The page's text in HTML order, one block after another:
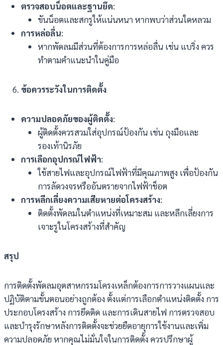
ตรวจสอบน็อตและฐานยึด:
ขันน็อตและสกรูให้แน่นหนา หากพบว่าส่วนใดหลวม
การหล่อลื่น:
หากพัดลมมีส่วนที่ต้องการการหล่อลื่น เช่น แบริ่ง ควร
ทำตามคำแนะนำในคู่มือ
ข้อควรระวังในการติดตั้ง
ความปลอดภัยของผู้ติดตั้ง:
ผู้ติดตั้งควรสวมใส่อุปกรณ์ป้องกัน เช่น ถุงมือและ
รองเท้านิรภัย
การเลือกอุปกรณ์ไฟฟ้า:
ใช้สายไฟและอุปกรณ์ไฟฟ้าที่มีคุณภาพสูง เพื่อป้องกัน
การลัดวงจรหรืออันตรายจากไฟฟ้าช็อต
การหลีกเลี่ยงความเสียหายต่อโครงสร้าง:
ติดตั้งพัดลมในตำแหน่งที่เหมาะสม และหลีกเลี่ยงการ
เจาะรูในโครงสร้างที่สำคัญ
สรุป
การติดตั้งพัดลมอุตสาหกรรมโครงเหล็กต้องการการวางแผนและ
ปฏิบัติตามขั้นตอนอย่างถูกต้อง ตั้งแต่การเลือกตำแหน่งติดตั้ง การ
ประกอบโครงสร้าง การยึดติด และการเดินสายไฟ การตรวจสอบ
และบำรุงรักษาหลังการติดตั้งจะช่วยยืดอายุการใช้งานและเพิ่ม
ความปลอดภัย หากคุณไม่มั่นใจในการติดตั้ง ควรปรึกษาผู้